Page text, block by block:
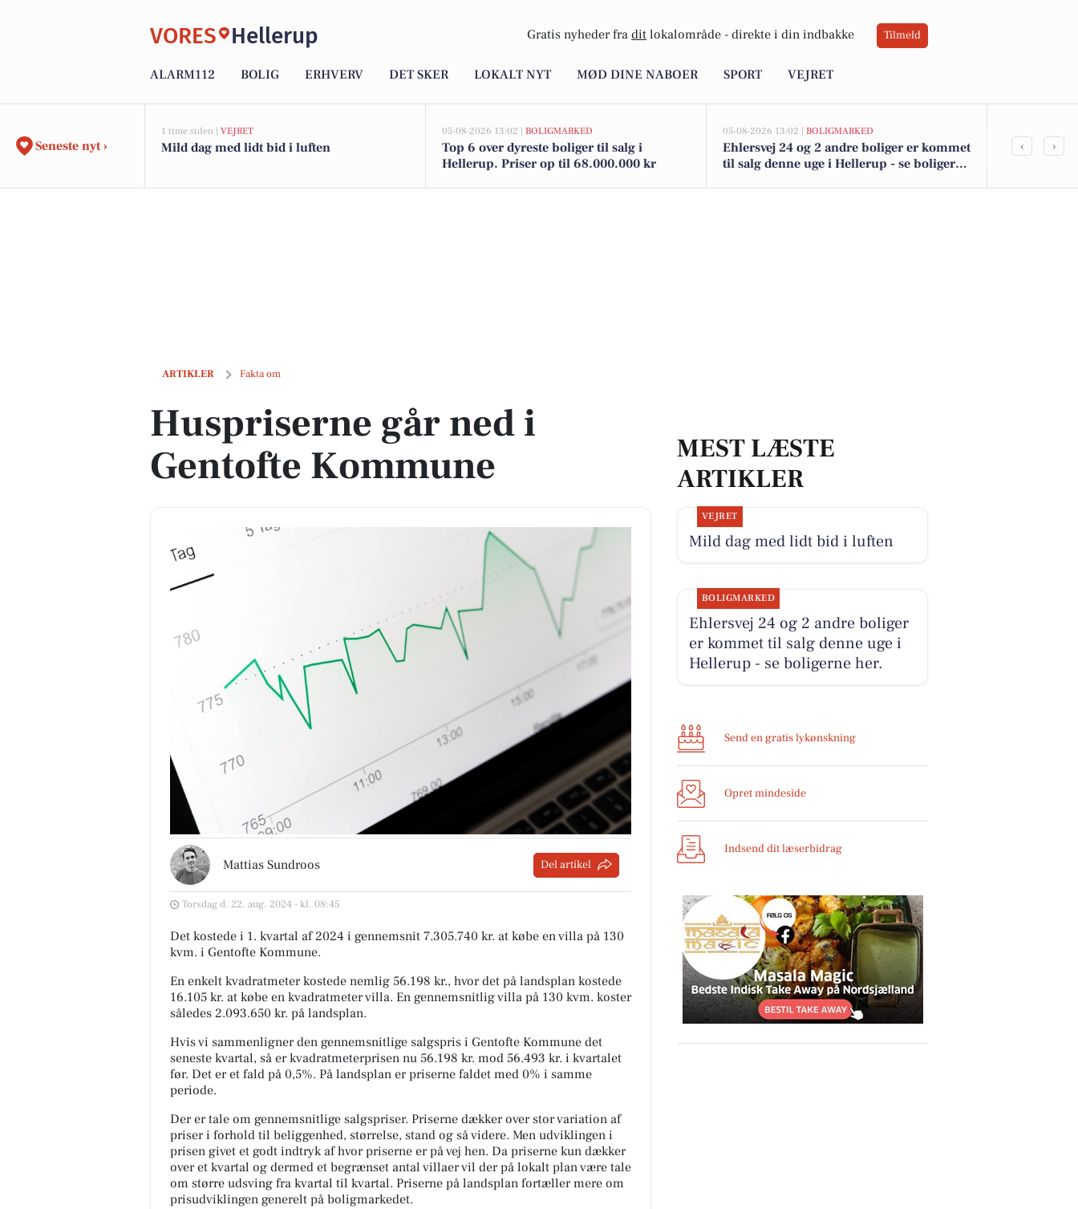
VORES Hellerup Gratis nyheder fra dit lokalområde - direkte i din indbakke Tilmeld
ALARM112 BOLIG ERHVERV DET SKER LOKALT NYT MØD DINE NABOER SPORT VEJRET
Seneste nyt ›
1 time siden | VEJRET
Mild dag med lidt bid i luften
05-08-2026 13:02 | BOLIGMARKED
Top 6 over dyreste boliger til salg i
Hellerup. Priser op til 68.000.000 kr
05-08-2026 13:02 | BOLIGMARKED
Ehlersvej 24 og 2 andre boliger er kommet
til salg denne uge i Hellerup - se boligerne
80-årig
‹ ›
ARTIKLER Fakta om
Huspriserne går ned i Gentofte Kommune
Huspriserne går ned i
Gentofte Kommune
Mattias Sundroos Del artikel
Torsdag d. 22. aug. 2024 - kl. 08:45
Det kostede i 1. kvartal af 2024 i gennemsnit 7.305.740 kr. at købe en villa på 130
kvm. i Gentofte Kommune.
En enkelt kvadratmeter kostede nemlig 56.198 kr., hvor det på landsplan kostede
16.105 kr. at købe en kvadratmeter villa. En gennemsnitlig villa på 130 kvm. koster
således 2.093.650 kr. på landsplan.
Hvis vi sammenligner den gennemsnitlige salgspris i Gentofte Kommune det
seneste kvartal, så er kvadratmeterprisen nu 56.198 kr. mod 56.493 kr. i kvartalet
før. Det er et fald på 0,5%. På landsplan er priserne faldet med 0% i samme
periode.
Der er tale om gennemsnitlige salgspriser. Priserne dækker over stor variation af
priser i forhold til beliggenhed, størrelse, stand og så videre. Men udviklingen i
prisen givet et godt indtryk af hvor priserne er på vej hen. Da priserne kun dækker
over et kvartal og dermed et begrænset antal villaer vil der på lokalt plan være tale
om større udsving fra kvartal til kvartal. Priserne på landsplan fortæller mere om
prisudviklingen generelt på boligmarkedet.
MEST LÆSTE
ARTIKLER
VEJRET
Mild dag med lidt bid i luften
BOLIGMARKED
Ehlersvej 24 og 2 andre boliger
er kommet til salg denne uge i
Hellerup - se boligerne her.
Send en gratis lykønskning
Opret mindeside
Indsend dit læserbidrag